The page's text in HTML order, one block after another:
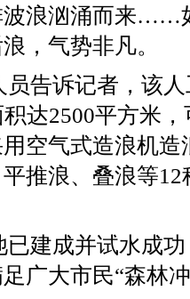
波浪汹涌而来……
，气势非凡。
告诉记者，该
达2500平方米
空气式造浪机造
推浪、叠浪等
已建成并试水成
广大市民“森林